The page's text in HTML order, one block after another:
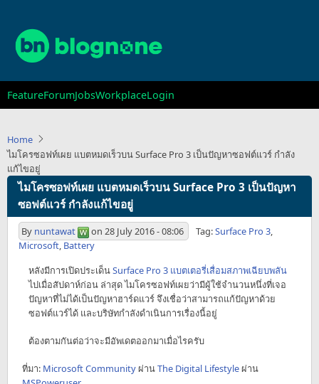
main
content
Main
navigation
FeatureForumJobsWorkplaceLogin
Home
ไมโครซอฟท์เผย แบตหมดเร็วบน Surface Pro 3 เป็นปัญหาซอฟต์แวร์ กำลัง
แก้ไขอยู่
ไมโครซอฟท์เผย แบตหมดเร็วบน Surface Pro 3 เป็นปัญหา
ซอฟต์แวร์ กำลังแก้ไขอยู่
By nuntawat on 28 July 2016 - 08:06 Tag:Surface Pro 3,
Microsoft, Battery
หลังมีการเปิดประเด็นSurface Pro 3 แบตเตอรี่เสื่อมสภาพเฉียบพลัน
ไปเมื่อสัปดาห์ก่อน ล่าสุด ไมโครซอฟท์เผยว่ามีผู้ใช้จำนวนหนึ่งที่เจอ
ปัญหาที่ไม่ได้เป็นปัญหาฮาร์ดแวร์ จึงเชื่อว่าสามารถแก้ปัญหาด้วย
ซอฟต์แวร์ได้ และบริษัทกำลังดำเนินการเรื่องนี้อยู่
ต้องตามกันต่อว่าจะมีอัพเดตออกมาเมื่อไรครับ
ที่มา: Microsoft Communityผ่านThe Digital Lifestyleผ่าน